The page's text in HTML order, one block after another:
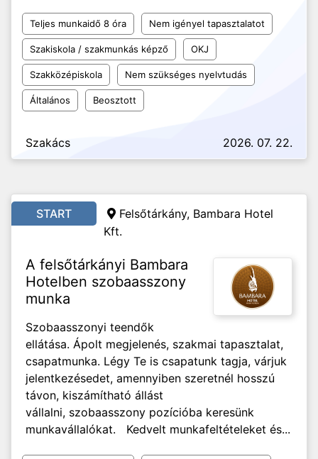
Teljes munkaidő 8 óra Nem igényel tapasztalatot
Szakiskola / szakmunkás képző OKJ
Szakközépiskola Nem szükséges nyelvtudás
Általános Beosztott
Szakács 2026. 07. 22.
START
Felsőtárkány, Bambara Hotel
Kft.
A felsőtárkányi Bambara
Hotelben szobaasszony
munka
Szobaasszonyi teendők
ellátása. Ápolt megjelenés, szakmai tapasztalat,
csapatmunka. Légy Te is csapatunk tagja, várjuk
jelentkezésedet, amennyiben szeretnél hosszú
távon, kiszámítható állást
vállalni, szobaasszony pozícióba keresünk
munkavállalókat. Kedvelt munkafeltételeket és...